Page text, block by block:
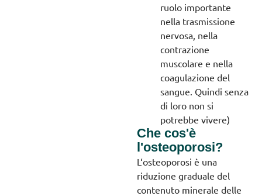
ruolo importante
nella trasmissione
nervosa, nella
contrazione
muscolare e nella
coagulazione del
sangue. Quindi senza
di loro non si
potrebbe vivere)
Che cos'è
l'osteoporosi?
L‘osteoporosi è una
riduzione graduale del
contenuto minerale delle